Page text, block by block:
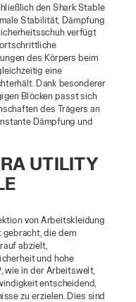
den Shark Stable
Stabilität, Dämpfung
verfügt
des Körpers beim
eine
Dank besonderer
Blöcken passt sich
des Trägers an
Dämpfung und
UTILITY
von Arbeitskleidung
gebracht, die dem
abzielt,
und hohe
wie in der Arbeitswelt,
entscheidend,
zu erzielen. Dies sind